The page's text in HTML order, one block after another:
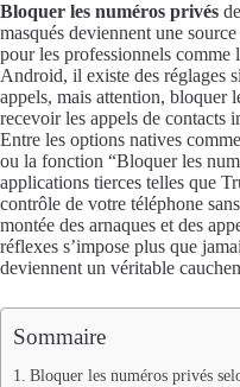
Bloquer les numéros privés
masqués deviennent une
pour les professionnels comme
Android, il existe des réglages
appels, mais attention, bloquer
recevoir les appels de contacts
Entre les options natives
ou la fonction “Bloquer les
applications tierces telles que
contrôle de votre téléphone
montée des arnaques et des
réflexes s’impose plus que
deviennent un véritable
Sommaire
Bloquer les numéros privés